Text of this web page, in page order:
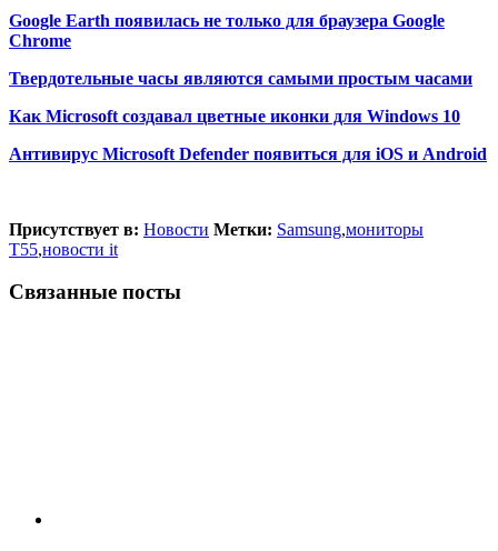
Google Earth появилась не только для браузера Google
Chrome
Твердотельные часы являются самыми простым часами
Как Microsoft создавал цветные иконки для Windows 10
Антивирус Microsoft Defender появиться для iOS и Android
Присутствует в: Новости Метки: Samsung,мониторы
T55,новости it
Связанные посты